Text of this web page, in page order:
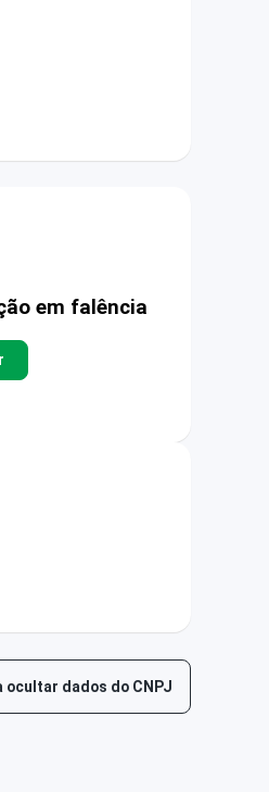
em falência
ocultar dados do CNPJ